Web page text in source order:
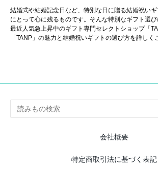
結婚式や結婚記念日など、特別な日に贈る結婚祝い
にとって心に残るものです。そんな特別なギフト選び
最近人気急上昇中のギフト専門セレクトショップ「
「TANP」の魅力と結婚祝いギフトの選び方を詳しく
会社概要
特定商取引法に基づく表記